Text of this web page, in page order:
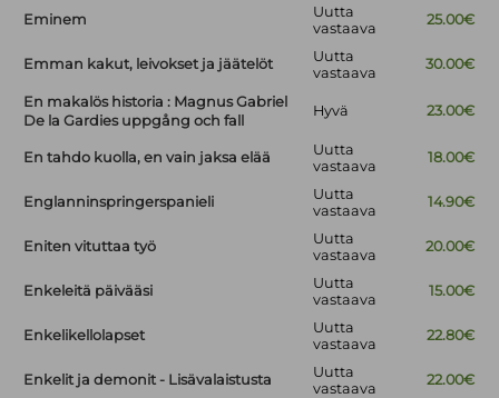
Eminem
Uutta
vastaava
25.00€
Emman kakut, leivokset ja jäätelöt
Uutta
vastaava
30.00€
En makalös historia : Magnus Gabriel
De la Gardies uppgång och fall
Hyvä 23.00€
En tahdo kuolla, en vain jaksa elää
Uutta
vastaava
18.00€
Englanninspringerspanieli
Uutta
vastaava
14.90€
Eniten vituttaa työ
Uutta
vastaava
20.00€
Enkeleitä päivääsi
Uutta
vastaava
15.00€
Enkelikellolapset
Uutta
vastaava
22.80€
Enkelit ja demonit - Lisävalaistusta
Uutta
vastaava
22.00€